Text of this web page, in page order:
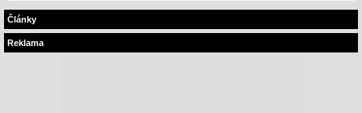
Články
Reklama